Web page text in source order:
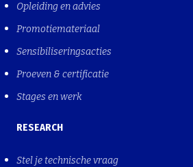
Opleiding en advies
Promotiemateriaal
Sensibiliseringsacties
Proeven & certificatie
Stages en werk
RESEARCH
Stel je technische vraag